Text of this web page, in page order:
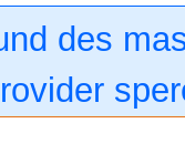
des